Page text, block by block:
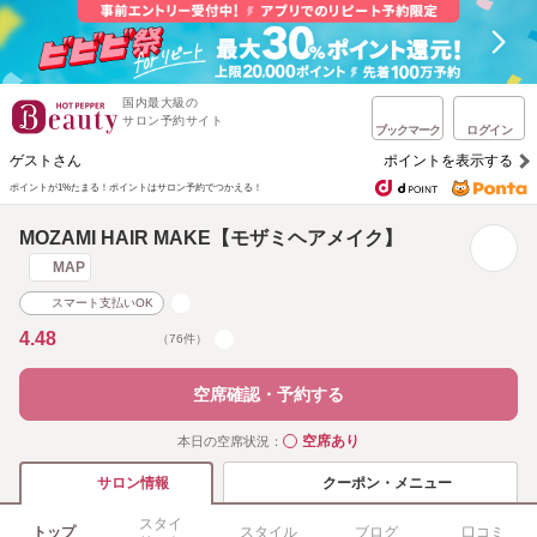
国内最大級の
サロン予約サイト
ブックマーク ログイン
ゲストさん ポイントを表示する
ポイントが1%たまる！ ポイントはサロン予約でつかえる！
MOZAMI HAIR MAKE【モザミヘアメイク】
MAP
スマート支払いOK
4.48 （76件）
空席確認・予約する
本日の空席状況： ◯空席あり
サロン情報 クーポン・メニュー
トップ
スタイ
スタイル ブログ 口コミ